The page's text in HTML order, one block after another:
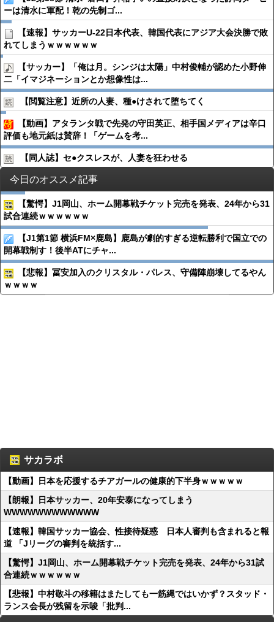
ーは清水に軍配！乾の先制ゴ...
【速報】サッカーU-22日本代表、韓国代表にアジア大会決勝で敗
れてしまうｗｗｗｗｗｗ
【サッカー】「俺は月。シンジは太陽」中村俊輔が認めた小野伸
二「イマジネーションとか想像性は...
【閲覧注意】近所の人妻、種●︎けされて堕ちてく
【動画】アタランタ戦で先発の守田英正、相手国メディアは辛口
評価も地元紙は賛辞！「ゲームを考...
【同人誌】セ●︎クスレスが、人妻を狂わせる
今日のオススメ記事
【驚愕】J1岡山、ホーム開幕戦チケット完売を発表、24年から31
試合連続ｗｗｗｗｗｗ
【J1第1節 横浜FM×鹿島】鹿島が劇的すぎる逆転勝利で国立での
開幕戦制す！後半ATにチャ...
【悲報】冨安加入のクリスタル・パレス、守備陣崩壊してるやん
ｗｗｗｗ
サカラボ
【動画】日本を応援するチアガールの健康的下半身ｗｗｗｗｗ
【朗報】日本サッカー、20年安泰になってしまう
WWWWWWWWWWWW
【速報】韓国サッカー協会、性接待疑惑 日本人審判も含まれると報
道 「Jリーグの審判を統括す...
【驚愕】J1岡山、ホーム開幕戦チケット完売を発表、24年から31試
合連続ｗｗｗｗｗｗ
【悲報】中村敬斗の移籍はまたしても一筋縄ではいかず？スタッド・
ランス会長が残留を示唆「批判...